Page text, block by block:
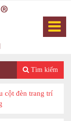
Tìm kiếm
cột đèn trang trí